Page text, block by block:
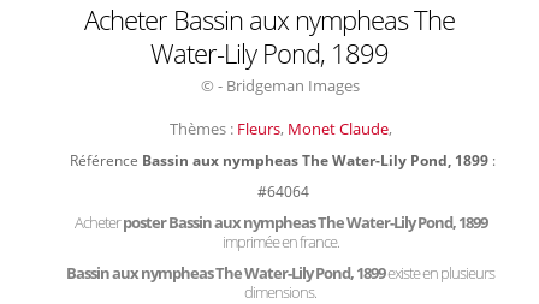
Acheter Bassin aux nympheas The
Water-Lily Pond, 1899
© - Bridgeman Images
Thèmes : Fleurs, Monet Claude,
Référence Bassin aux nympheas The Water-Lily Pond, 1899 :
#64064
Acheterposter Bassin aux nympheas The Water-Lily Pond, 1899
imprimée en france.
Bassin aux nympheas The Water-Lily Pond, 1899existe en plusieurs
dimensions.